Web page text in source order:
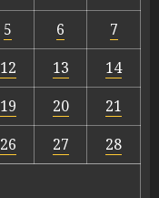
5 6
7
12 13
14
19 20
21
26 27
28